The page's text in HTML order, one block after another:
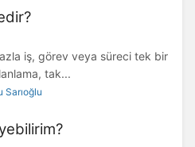
iş, görev veya süreci tek bir
tak...
Sarıoğlu